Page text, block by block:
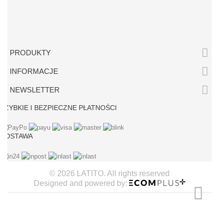
PRODUKTY 
INFORMACJE 
NEWSLETTER 
SZYBKIE I BEZPIECZNE PŁATNOŚCI
DOSTAWA
© 2026 LATITO. All rights reserved
Designed and powered by: